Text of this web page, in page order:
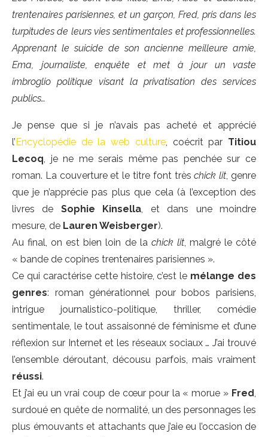
trentenaires parisiennes, et un garçon, Fred, pris dans les
turpitudes de leurs vies sentimentales et professionnelles.
Apprenant le suicide de son ancienne meilleure amie,
Ema, journaliste, enquête et met à jour un vaste
imbroglio politique visant la privatisation des services
publics…
Je pense que si je n’avais pas acheté et apprécié
l’Encyclopédie de la web culture, coécrit par Titiou
Lecoq, je ne me serais même pas penchée sur ce
roman. La couverture et le titre font trèschick lit, genre
que je n’apprécie pas plus que cela (à l’exception des
livres de Sophie Kinsella, et dans une moindre
mesure, de Lauren Weisberger).
Au final, on est bien loin de la chick lit, malgré le côté
« bande de copines trentenaires parisiennes ».
Ce qui caractérise cette histoire, c’est le mélange des
genres: roman générationnel pour bobos parisiens,
intrigue journalistico-politique, thriller, comédie
sentimentale, le tout assaisonné de féminisme et d’une
réflexion sur Internet et les réseaux sociaux … J’ai trouvé
l’ensemble déroutant, décousu parfois, mais vraiment
réussi.
Et j’ai eu un vrai coup de cœur pour la « morue » Fred,
surdoué en quête de normalité, un des personnages les
plus émouvants et attachants que j’aie eu l’occasion de